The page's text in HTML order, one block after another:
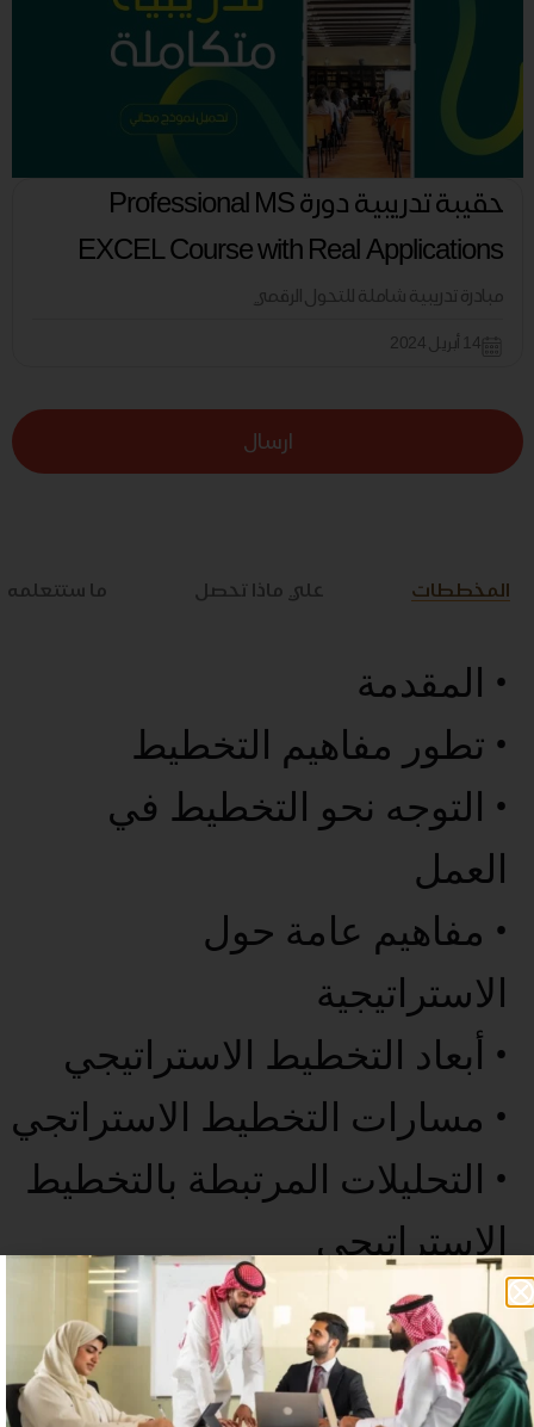
حقيبة تدريبية دورة Professional MS
EXCEL Course with Real Applications
مبادرة تدريبية شاملة للتحول الرقمي
14 أبريل 2024
ارسال
المخططات علي ماذا تحصل ما ستتعلمه
• المقدمة
• تطور مفاهيم التخطيط
• التوجه نحو التخطيط في
العمل
• مفاهيم عامة حول
الاستراتيجية
• أبعاد التخطيط الاستراتيجي
• مسارات التخطيط الاستراتجي
• التحليلات المرتبطة بالتخطيط
الاستراتيجي
• الخاتمة